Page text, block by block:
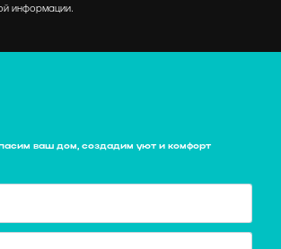
информации.
ваш дом, создадим уют и комфорт